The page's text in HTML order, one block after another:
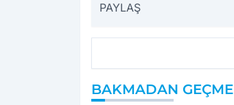
PAYLAŞ
BAKMADAN GEÇME